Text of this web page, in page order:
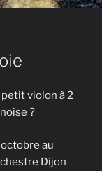
violon à 2
?
au
Dijon